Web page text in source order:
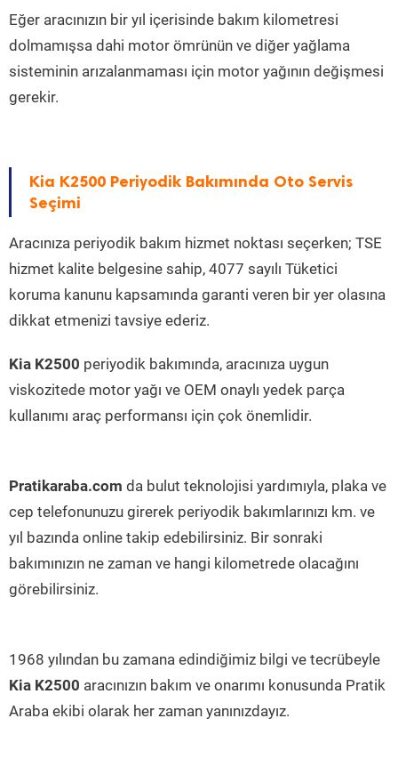
Eğer aracınızın bir yıl içerisinde bakım kilometresi
dolmamışsa dahi motor ömrünün ve diğer yağlama
sisteminin arızalanmaması için motor yağının değişmesi
gerekir.
Kia K2500 Periyodik Bakımında Oto Servis
Seçimi
Aracınıza periyodik bakım hizmet noktası seçerken; TSE
hizmet kalite belgesine sahip, 4077 sayılı Tüketici
koruma kanunu kapsamında garanti veren bir yer olasına
dikkat etmenizi tavsiye ederiz.
Kia K2500 periyodik bakımında, aracınıza uygun
viskozitede motor yağı ve OEM onaylı yedek parça
kullanımı araç performansı için çok önemlidir.
Pratikaraba.com da bulut teknolojisi yardımıyla, plaka ve
cep telefonunuzu girerek periyodik bakımlarınızı km. ve
yıl bazında online takip edebilirsiniz. Bir sonraki
bakımınızın ne zaman ve hangi kilometrede olacağını
görebilirsiniz.
1968 yılından bu zamana edindiğimiz bilgi ve tecrübeyle
Kia K2500 aracınızın bakım ve onarımı konusunda Pratik
Araba ekibi olarak her zaman yanınızdayız.